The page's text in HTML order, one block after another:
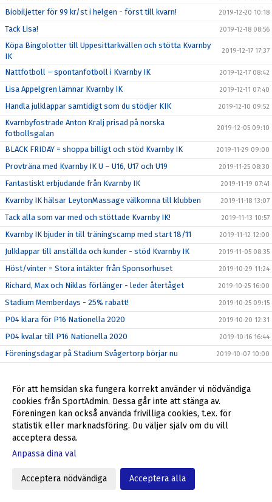
Biobiljetter för 99 kr/st i helgen - först till kvarn! 2019-12-20 10:18
Tack Lisa! 2019-12-18 08:56
Köpa Bingolotter till Uppesittarkvällen och stötta Kvarnby
IK
2019-12-17 17:37
Nattfotboll – spontanfotboll i Kvarnby IK 2019-12-17 08:42
Lisa Appelgren lämnar Kvarnby IK 2019-12-11 07:40
Handla julklappar samtidigt som du stödjer KIK 2019-12-10 09:52
Kvarnbyfostrade Anton Kralj prisad på norska
fotbollsgalan
2019-12-05 09:10
BLACK FRIDAY = shoppa billigt och stöd Kvarnby IK 2019-11-29 09:00
Provträna med Kvarnby IK U – U16, U17 och U19 2019-11-25 08:30
Fantastiskt erbjudande från Kvarnby IK 2019-11-19 07:41
Kvarnby IK hälsar LeytonMassage välkomna till klubben 2019-11-18 13:07
Tack alla som var med och stöttade Kvarnby IK! 2019-11-13 10:57
Kvarnby IK bjuder in till träningscamp med start 18/11 2019-11-12 12:00
Julklappar till anställda och kunder - stöd Kvarnby IK 2019-11-05 08:35
Höst/vinter = Stora intäkter från Sponsorhuset 2019-10-29 11:24
Richard, Max och Niklas förlänger - leder återtåget 2019-10-25 16:00
Stadium Memberdays - 25% rabatt! 2019-10-25 09:15
P04 klara för P16 Nationella 2020 2019-10-20 12:31
P04 kvalar till P16 Nationella 2020 2019-10-16 16:44
Föreningsdagar på Stadium Svågertorp börjar nu 2019-10-07 10:00
Stöd Kvarnby IK när du handlar på Flügger Färg 2019-10-04 12:29
Välkommen tillbaka till Kvarnby IK, Ulf Jansson! 2019-10-04 09:30
Grymt helgerbjudande till alla i Kvarnby IK 2019-09-27 17:55
Fantastiskt erbjudande från Kvarnby IK
Min Fotboll - den nya appen i svensk fotboll
SUPERWEEK = mer pengar till dig och Kvarnby IK
För att hemsidan ska fungera korrekt använder vi nödvändiga
cookies från SportAdmin. Dessa går inte att stänga av.
Föreningen kan också använda frivilliga cookies, t.ex. för
statistik eller marknadsföring. Du väljer själv om du vill
acceptera dessa.
Anpassa dina val
Acceptera nödvändiga Acceptera alla